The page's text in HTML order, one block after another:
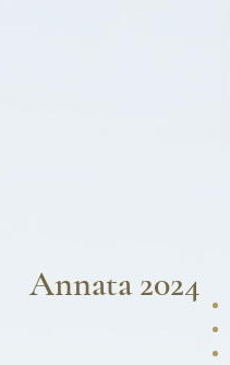
Annata 2024